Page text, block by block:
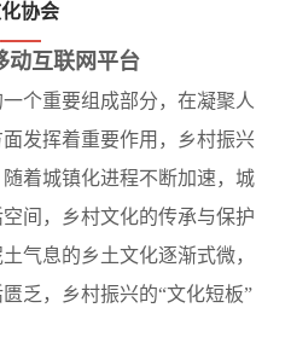
协会
动互联网平台
个重要组成部分，在凝聚人
发挥着重要作用，乡村振兴
着城镇化进程不断加速，城
间，乡村文化的传承与保护
气息的乡土文化逐渐式微，
乏，乡村振兴的“文化短板”